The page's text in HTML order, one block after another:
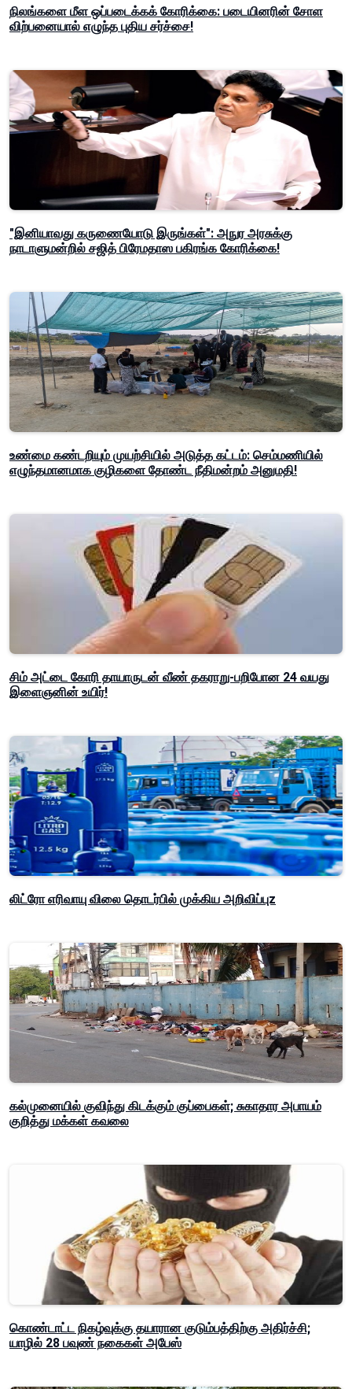
நிலங்களை மீள ஒப்படைக்கக் கோரிக்கை: படையினரின் சோள
விற்பனையால் எழுந்த புதிய சர்ச்சை!
"இனியாவது கருணையோடு இருங்கள்": அநுர அரசுக்கு
நாடாளுமன்றில் சஜித் பிரேமதாஸ பகிரங்க கோரிக்கை!
உண்மை கண்டறியும் முயற்சியில் அடுத்த கட்டம்: செம்மணியில்
எழுந்தமானமாக குழிகளை தோண்ட நீதிமன்றம் அனுமதி!
சிம் அட்டை கோரி தாயாருடன் வீண் தகராறு-பறிபோன 24 வயது
இளைஞனின் உயிர்!
லிட்ரோ எரிவாயு விலை தொடர்பில் முக்கிய அறிவிப்புz
கல்முனையில் குவிந்து கிடக்கும் குப்பைகள்; சுகாதார அபாயம்
குறித்து மக்கள் கவலை
கொண்டாட்ட நிகழ்வுக்கு தயாரான குடும்பத்திற்கு அதிர்ச்சி;
யாழில் 28 பவுண் நகைகள் அபேஸ்